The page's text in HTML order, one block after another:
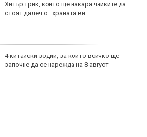
Хитър трик, който ще накара чайките да
стоят далеч от храната ви
4 китайски зодии, за които всичко ще
започне да се нарежда на 8 август